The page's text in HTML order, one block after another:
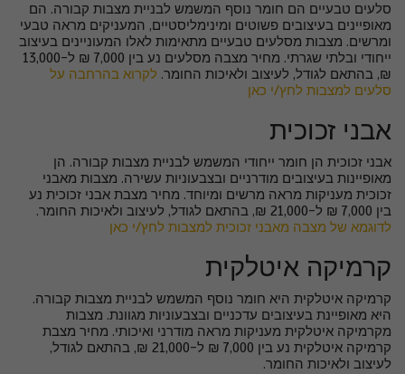
סלעים טבעיים הם חומר נוסף המשמש לבניית מצבות קבורה. הם
מאופיינים בעיצובים פשוטים ומינימליסטיים, המעניקים מראה טבעי
ומרשים. מצבות מסלעים טבעיים מתאימות לאלו המעוניינים בעיצוב
ייחודי ובלתי שגרתי. מחיר מצבה מסלעים נע בין 7,000 ₪ ל-13,000
₪, בהתאם לגודל, לעיצוב ולאיכות החומר. לקרוא בהרחבה על
סלעים למצבות לחץ/י כאן
אבני זכוכית
אבני זכוכית הן חומר ייחודי המשמש לבניית מצבות קבורה. הן
מאופיינות בעיצובים מודרניים ובצבעוניות עשירה. מצבות מאבני
זכוכית מעניקות מראה מרשים ומיוחד. מחיר מצבת אבני זכוכית נע
בין 7,000 ₪ ל-21,000 ₪, בהתאם לגודל, לעיצוב ולאיכות החומר.
לדוגמא של מצבה מאבני זכוכית למצבות לחץ/י כאן
קרמיקה איטלקית
קרמיקה איטלקית היא חומר נוסף המשמש לבניית מצבות קבורה.
היא מאופיינת בעיצובים עדכניים ובצבעוניות מגוונת. מצבות
מקרמיקה איטלקית מעניקות מראה מודרני ואיכותי. מחיר מצבת
קרמיקה איטלקית נע בין 7,000 ₪ ל-21,000 ₪, בהתאם לגודל,
לעיצוב ולאיכות החומר.